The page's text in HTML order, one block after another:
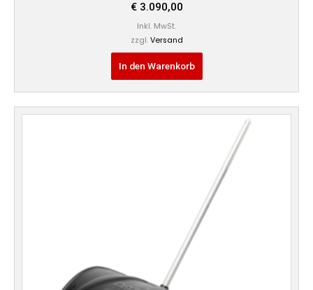
€3.090,00
Inkl. MwSt.
zzgl. Versand
In den Warenkorb